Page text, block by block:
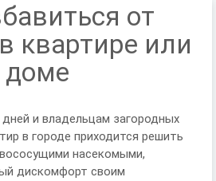
от
квартире или
доме
и владельцам загородных
в городе приходится решить
насекомыми,
дискомфорт своим